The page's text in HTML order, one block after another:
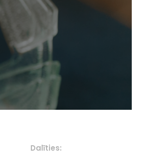
Dalīties: